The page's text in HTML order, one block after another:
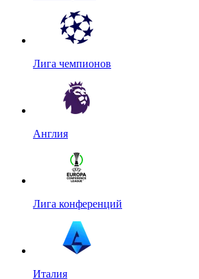
Лига чемпионов
Англия
Лига конференций
Италия